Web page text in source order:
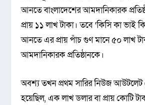
আনতে বাংলাদেশের আমদানিকারক
প্রায় ১১ লাখ টাকা। তবে ‘কিসি কা ভাই
আনতে এর প্রায় পাঁচ গুণ মানে ৫০ লাখ
আমদানিকারক প্রতিষ্ঠানকে।
অবশ্য তখন প্রথম সারির নিউজ আউটলেট
হয়েছিল, এক লাখ ডলার বা প্রায় কোটি